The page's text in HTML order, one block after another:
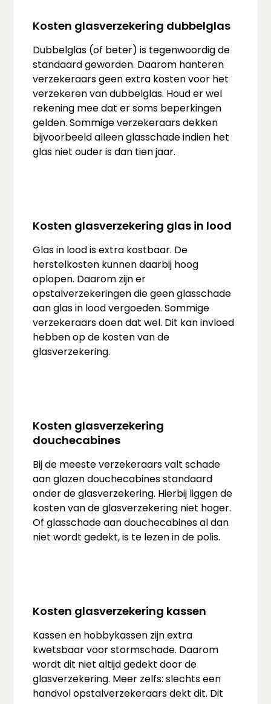
Kosten glasverzekering dubbelglas
Dubbelglas (of beter) is tegenwoordig de
standaard geworden. Daarom hanteren
verzekeraars geen extra kosten voor het
verzekeren van dubbelglas. Houd er wel
rekening mee dat er soms beperkingen
gelden. Sommige verzekeraars dekken
bijvoorbeeld alleen glasschade indien het
glas niet ouder is dan tien jaar.
Kosten glasverzekering glas in lood
Glas in lood is extra kostbaar. De
herstelkosten kunnen daarbij hoog
oplopen. Daarom zijn er
opstalverzekeringen die geen glasschade
aan glas in lood vergoeden. Sommige
verzekeraars doen dat wel. Dit kan invloed
hebben op de kosten van de
glasverzekering.
Kosten glasverzekering
douchecabines
Bij de meeste verzekeraars valt schade
aan glazen douchecabines standaard
onder de glasverzekering. Hierbij liggen de
kosten van de glasverzekering niet hoger.
Of glasschade aan douchecabines al dan
niet wordt gedekt, is te lezen in de polis.
Kosten glasverzekering kassen
Kassen en hobbykassen zijn extra
kwetsbaar voor stormschade. Daarom
wordt dit niet altijd gedekt door de
glasverzekering. Meer zelfs: slechts een
handvol opstalverzekeraars dekt dit. Dit